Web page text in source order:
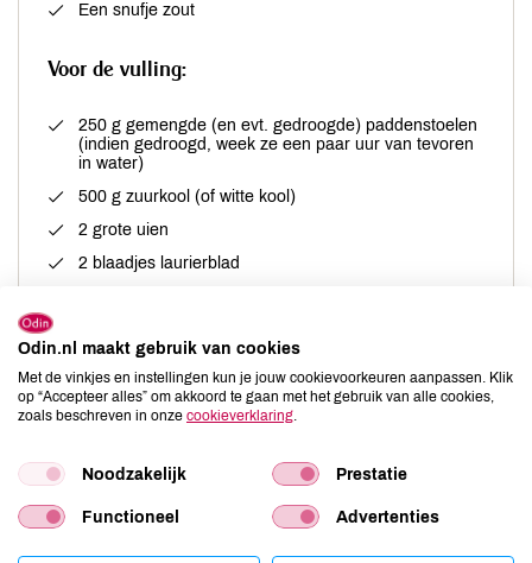
Een snufje zout
Voor de vulling:
250 g gemengde (en evt. gedroogde) paddenstoelen
(indien gedroogd, week ze een paar uur van tevoren
in water)
500 g zuurkool (of witte kool)
2 grote uien
2 blaadjes laurierblad
1 losgeklopt ei
100 g paneermeel
Bereiding
Odin.nl maakt gebruik van cookies
Met de vinkjes en instellingen kun je jouw cookievoorkeuren aanpassen. Klik
op “Accepteer alles” om akkoord te gaan met het gebruik van alle cookies,
zoals beschreven in onze cookieverklaring.
Noodzakelijk Prestatie
Functioneel Advertenties